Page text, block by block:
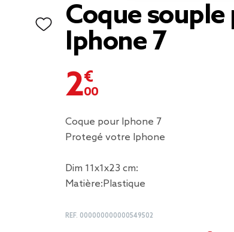
Coque souple
Iphone 7
2,00 €
Coque pour Iphone 7
Protegé votre Iphone
Dim 11x1x23 cm:
Matière:Plastique
REF. 000000000000549502